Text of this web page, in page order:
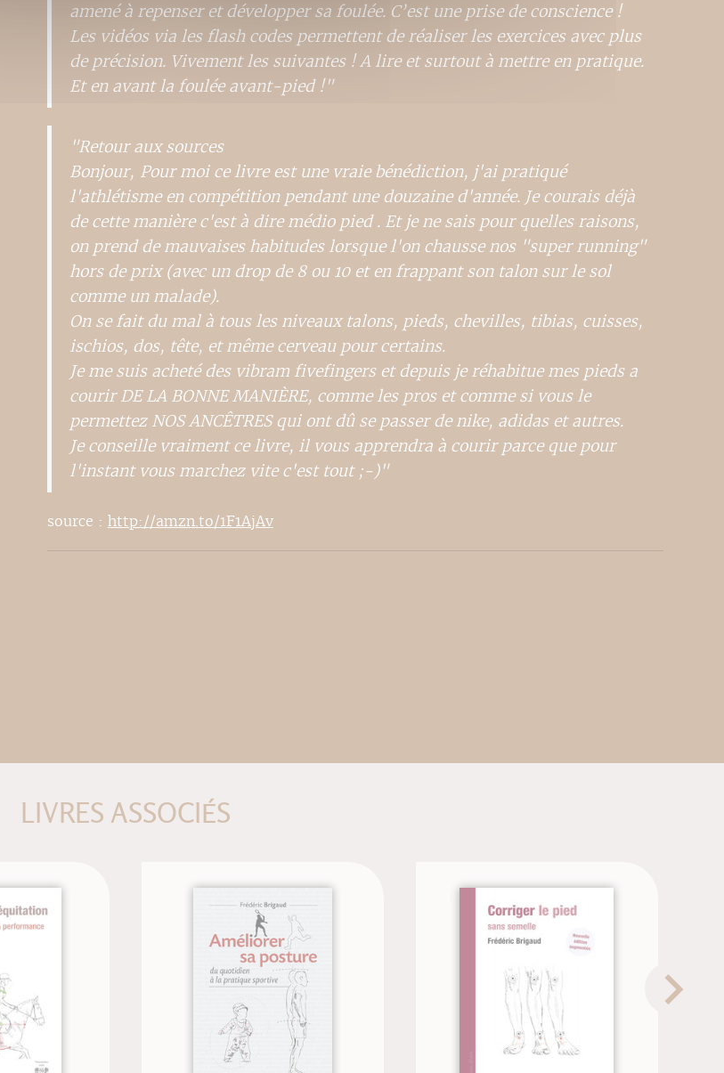
amené à repenser et développer sa foulée. C’est une prise de conscience !
Les vidéos via les flash codes permettent de réaliser les exercices avec plus
de précision. Vivement les suivantes ! A lire et surtout à mettre en pratique.
Et en avant la foulée avant-pied !"
"Retour aux sources
Bonjour, Pour moi ce livre est une vraie bénédiction, j'ai pratiqué
l'athlétisme en compétition pendant une douzaine d'année. Je courais déjà
de cette manière c'est à dire médio pied . Et je ne sais pour quelles raisons,
on prend de mauvaises habitudes lorsque l'on chausse nos "super running"
hors de prix (avec un drop de 8 ou 10 et en frappant son talon sur le sol
comme un malade).
On se fait du mal à tous les niveaux talons, pieds, chevilles, tibias, cuisses,
ischios, dos, tête, et même cerveau pour certains.
Je me suis acheté des vibram fivefingers et depuis je réhabitue mes pieds a
courir DE LA BONNE MANIÈRE, comme les pros et comme si vous le
permettez NOS ANCÊTRES qui ont dû se passer de nike, adidas et autres.
Je conseille vraiment ce livre, il vous apprendra à courir parce que pour
l'instant vous marchez vite c'est tout ;-)"
source : http://amzn.to/1F1AjAv
LIVRES ASSOCIÉS